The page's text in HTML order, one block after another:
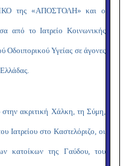
της «ΑΠΟΣΤΟΛΗ» και ο
από το Ιατρείο Κοινωνικής
Οδοιπορικού Υγείας σε άγονες
ακριτική Χάλκη, τη Σύμη,
Ιατρείου στο Καστελόριζο, οι
κατοίκων της Γαύδου, του